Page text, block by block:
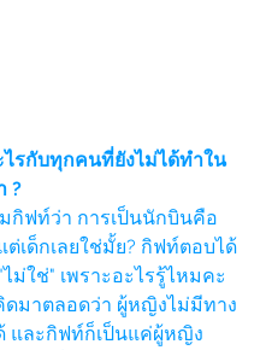
ไรกับทุกคนที่ยังไม่ได้ทำใน
?
กิฟท์ว่า การเป็นนักบินคือ
เด็กเลยใช่มั้ย? กิฟท์ตอบได้
ม่ใช่" เพราะอะไรรู้ไหมคะ
ดมาตลอดว่า ผู้หญิงไม่มีทาง
และกิฟท์ก็เป็นแค่ผู้หญิง